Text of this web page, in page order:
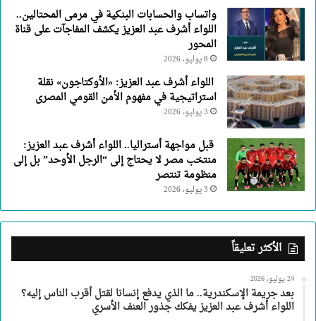
واتساب والحسابات البنكية في مرمى المحتالين..
اللواء أشرف عبد العزيز يكشف المفاجآت على قناة
المحور
8 يوليو، 2026
اللواء أشرف عبد العزيز: «الأوكتاجون» نقلة
استراتيجية في مفهوم الأمن القومي المصرى
3 يوليو، 2026
قبل مواجهة أستراليا.. اللواء أشرف عبد العزيز:
منتخب مصر لا يحتاج إلى “الرجل الأوحد” بل إلى
منظومة تنتصر
3 يوليو، 2026
الأكثر تعليقاً
24 يوليو، 2026
بعد جريمة الإسكندرية.. ما الذي يدفع إنسانا لقتل أقرب الناس إليه؟
اللواء أشرف عبد العزيز يفكك جذور العنف الأسري